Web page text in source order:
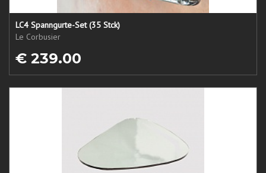
LC4 Spanngurte-Set (35 Stck)
Le Corbusier
€ 239.00